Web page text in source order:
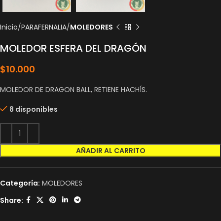
Inicio PARAFERNALIA MOLEDORES
MOLEDOR ESFERA DEL DRAGÓN
$10.000
MOLEDOR DE DRAGON BALL, RETIENE HACHÍS.
8 disponibles
AÑADIR AL CARRITO
Categoría: MOLEDORES
Share: